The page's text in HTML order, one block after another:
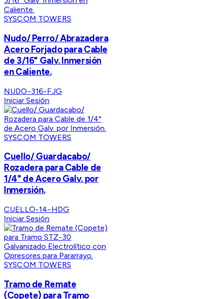
SYSCOM TOWERS
Nudo/ Perro/ Abrazadera
Acero Forjado para Cable
de 3/16" Galv. Inmersión
en Caliente.
NUDO-316-FJG
Iniciar Sesión
SYSCOM TOWERS
Cuello/ Guardacabo/
Rozadera para Cable de
1/4" de Acero Galv. por
Inmersión.
CUELLO-14-HDG
Iniciar Sesión
SYSCOM TOWERS
Tramo de Remate
(Copete) para Tramo